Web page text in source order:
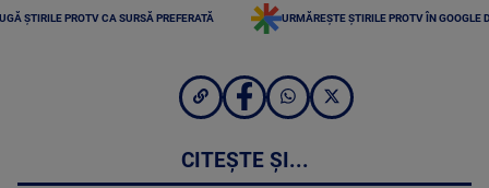
ȘTIRILE PROTV CA SURSĂ PREFERATĂ URMĂREȘTE ȘTIRILE PROTV ÎN GOOGLE
CITEȘTE ȘI...